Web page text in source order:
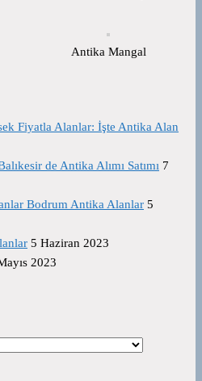
Antika Mangal
Fiyatla Alanlar: İşte Antika Alan
de Antika Alımı Satımı 7
Bodrum Antika Alanlar 5
5 Haziran 2023
2023